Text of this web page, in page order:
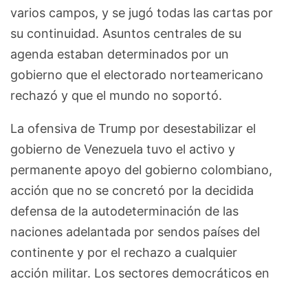
varios campos, y se jugó todas las cartas por
su continuidad. Asuntos centrales de su
agenda estaban determinados por un
gobierno que el electorado norteamericano
rechazó y que el mundo no soportó.
La ofensiva de Trump por desestabilizar el
gobierno de Venezuela tuvo el activo y
permanente apoyo del gobierno colombiano,
acción que no se concretó por la decidida
defensa de la autodeterminación de las
naciones adelantada por sendos países del
continente y por el rechazo a cualquier
acción militar. Los sectores democráticos en